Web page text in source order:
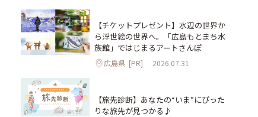
【チケットプレゼント】水辺の世界か
ら浮世絵の世界へ。「広島もとまち水
族館」ではじまるアートさんぽ
広島県 [PR] 2026.07.31
【旅先診断】あなたの“いま”にぴった
りな旅先が見つかる♪